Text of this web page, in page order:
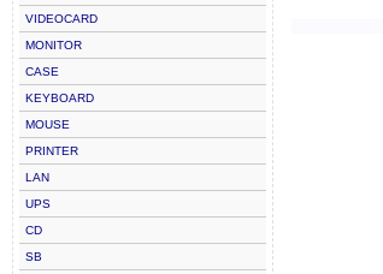
VIDEOCARD
MONITOR
CASE
KEYBOARD
MOUSE
PRINTER
LAN
UPS
CD
SB